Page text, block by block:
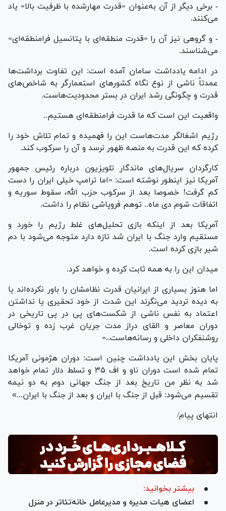
- برخی دیگر از آن به‌عنوان «قدرت مهار‌شده با ظرفیت بالا» یاد
می‌کنند.
- و گروهی نیز آن را «قدرت منطقه‌ای با پتانسیل فرامنطقه‌ای»
می‌شناسند.
در ادامه یادداشت سامان آمده است: این تفاوت برداشت‌ها
عمدتاً ناشی از نوع نگاه کشور‌های استعمارگر به شاخص‌های
قدرت و چگونگی رشد ایران در بستر محدودیت‌هاست.
واقعیت این است که ما قدرت فرامنطقه‌ای هستیم..
رژیم اشغالگر مدت‌هاست این را فهمیده و تمام تلاش خود را
کرده که این قدرت به منصه ظهور نرسد و آن را سرکوب کند.
کارگردان سریال‌های ماندگار تلویزیون درباره رئیس جمهور
آمریکا نیز اینطور نوشته است: «اما ترامپ خیلی ایران را دست
کم گرفت! خصوصا بعد از سرکوب حزب الله، سقوط سوریه و
اتفاقات شوم دی ماه.. توهم فروپاشی نظام را داشت.
آمریکا بعد از اینکه بازی تحلیل‌های غلط رژیم را خورد و
مستقیم وارد جنگ با ایران شد تازه دارد متوجه می‌شود با دم
شیر بازی کرده است.
میدان این را به همه ثابت کرده و خواهد کرد.
اما هنوز بسیاری از ایرانیان قدرت نظامشان را باور نکرده‌اند یا
به دیده تردید می‌نگرند این شدت از خود تحقیری یا نداشتن
اعتماد به نفس ناشی از شکست‌های پی در پی تاریخی در
دوران معاصر و القای دراز مدت جریان غرب زده و توخالی
روشنفکران داخلی و رسانه‌هاست..»
پایان بخش این یادداشت چنین است: دوران هژمونی آمریکا
تمام شده است دوران ناو و اف ۳۵ و تسلط دلار تمام خواهد
شد به نظر من تاریخ بعد از جنگ جهانی دوم به دو نیمه
تقسیم می‌شود: قبل از جنگ با ایران و بعد از جنگ با ایران...»
انتهای پیام/
بیشتر بخوانید:
اعضای هیات مدیره و مدیرعامل خانه‌تئاتر در منزل